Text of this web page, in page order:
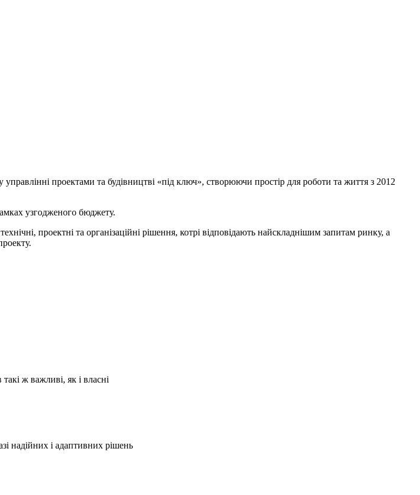
проектами та будівництві «під ключ», створюючи простір для роботи та життя з 2012
узгодженого бюджету.
проектні та організаційні рішення, котрі відповідають найскладнішим запитам ринку, а
ж важливі, як і власні
надійних і адаптивних рішень